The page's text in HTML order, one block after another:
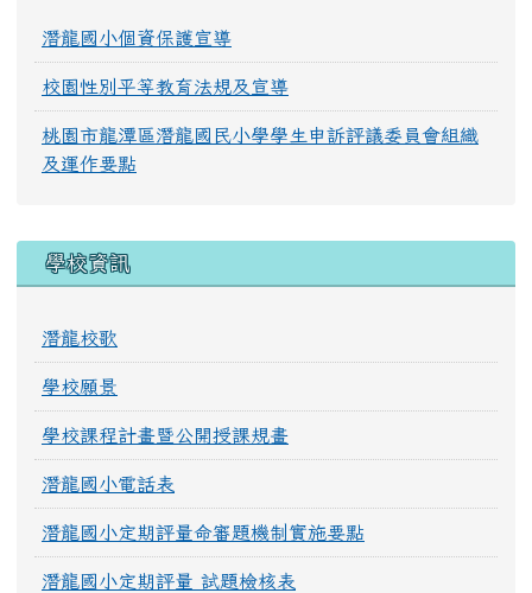
潛龍國小個資保護宣導
校園性別平等教育法規及宣導
桃園市龍潭區潛龍國民小學學生申訴評議委員會組織
及運作要點
學校資訊
潛龍校歌
學校願景
學校課程計畫暨公開授課規畫
潛龍國小電話表
潛龍國小定期評量命審題機制實施要點
潛龍國小定期評量 試題檢核表